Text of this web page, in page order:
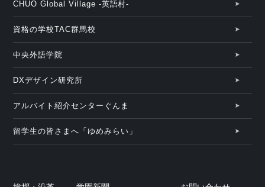
CHUO Global Village -英語村-
資格の学校TAC群馬校
中央外語学院
DXデザイン研究所
アルバイト紹介センターぐんま
留学生の皆さまへ「ゆめみらい」